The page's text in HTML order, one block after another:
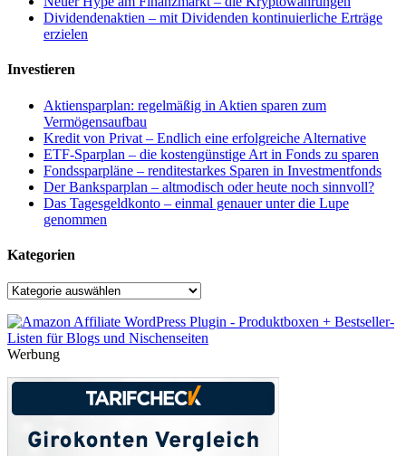
Dividendenaktien – mit Dividenden kontinuierliche Erträge
erzielen
Investieren
Aktiensparplan: regelmäßig in Aktien sparen zum
Vermögensaufbau
Kredit von Privat – Endlich eine erfolgreiche Alternative
ETF-Sparplan – die kostengünstige Art in Fonds zu sparen
Fondssparpläne – renditestarkes Sparen in Investmentfonds
Der Banksparplan – altmodisch oder heute noch sinnvoll?
Das Tagesgeldkonto – einmal genauer unter die Lupe
genommen
Kategorien
Kategorien
Werbung